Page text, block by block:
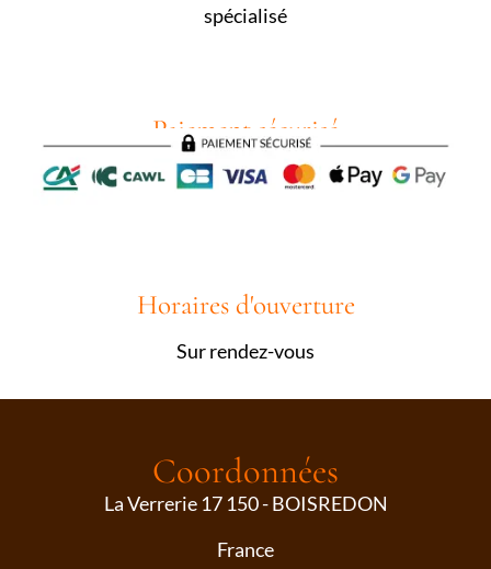
spécialisé
Paiement sécurisé
Horaires d'ouverture
Sur rendez-vous
Coordonnées
La Verrerie 17 150 - BOISREDON
France